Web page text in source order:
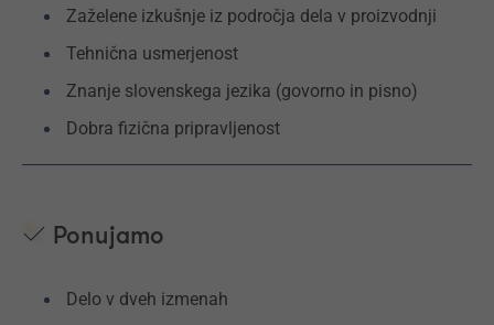
Zaželene izkušnje iz področja dela v proizvodnji
Tehnična usmerjenost
Znanje slovenskega jezika (govorno in pisno)
Dobra fizična pripravljenost
Ponujamo
Delo v dveh izmenah